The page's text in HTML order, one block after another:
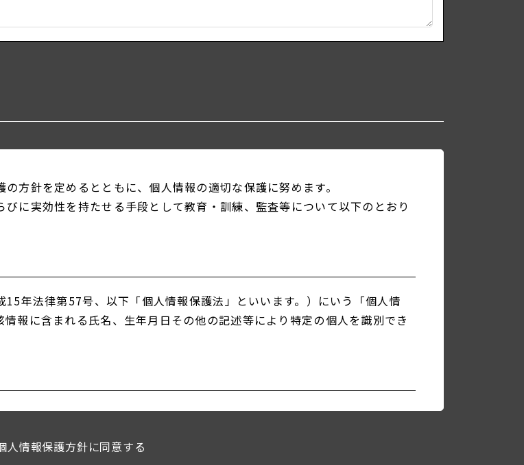
方針を定めるとともに、個人情報の適切な保護に努めます。
に実効性を持たせる手段として教育・訓練、監査等について以下のとおり
15年法律第57号、以下「個人情報保護法」といいます。）にいう「個人情
報に含まれる氏名、生年月日その他の記述等により特定の個人を識別でき
取得し、取得した情報を利用させていただきます。
人情報保護方針に同意する